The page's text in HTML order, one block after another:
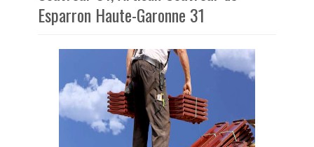
Esparron Haute-Garonne 31